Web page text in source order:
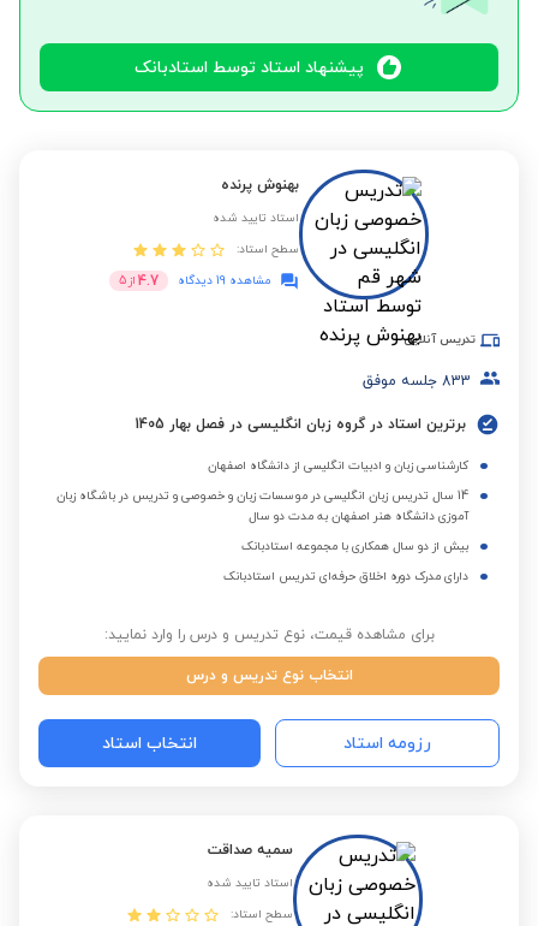
پیشنهاد استاد توسط استادبانک
بهنوش پرنده
استاد تایید شده
سطح استاد:
مشاهده 19 دیدگاه
4.7 از 5
تدریس آنلاین
833 جلسه موفق
برترین استاد در گروه زبان انگلیسی در فصل بهار 1405
کارشناسی زبان و ادبیات انگلیسی از دانشگاه اصفهان
14 سال تدریس زبان انگلیسی در موسسات زبان و خصوصی و تدریس در باشگاه زبان
آموزی دانشگاه هنر اصفهان به مدت دو سال
بیش از دو سال همکاری با مجموعه استادبانک
دارای مدرک دوره اخلاق حرفه‌ای تدریس استادبانک
برای مشاهده قیمت، نوع تدریس و درس را وارد نمایید:
انتخاب نوع تدریس و درس
رزومه استاد انتخاب استاد
سمیه صداقت
استاد تایید شده
سطح استاد: